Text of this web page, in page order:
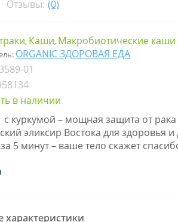
Отзывы: (0)
, Каши, Макробиотические каши
ORGANIC ЗДОРОВАЯ ЕДА
3589-01
в наличии
куркумой – мощная защита от рака
эликсир Востока для здоровья и
5 минут – ваше тело скажет
характеристики